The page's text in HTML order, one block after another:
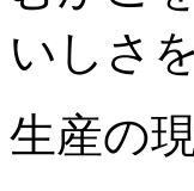
いしさ
生産の